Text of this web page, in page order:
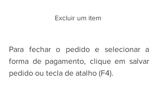
Excluir um item
Para fechar o pedido e selecionar a
forma de pagamento, clique em salvar
pedido ou tecla de atalho (F4).